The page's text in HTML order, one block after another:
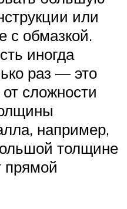
или
с обмазкой.
иногда
раз — это
сложности
например,
толщине
прямой